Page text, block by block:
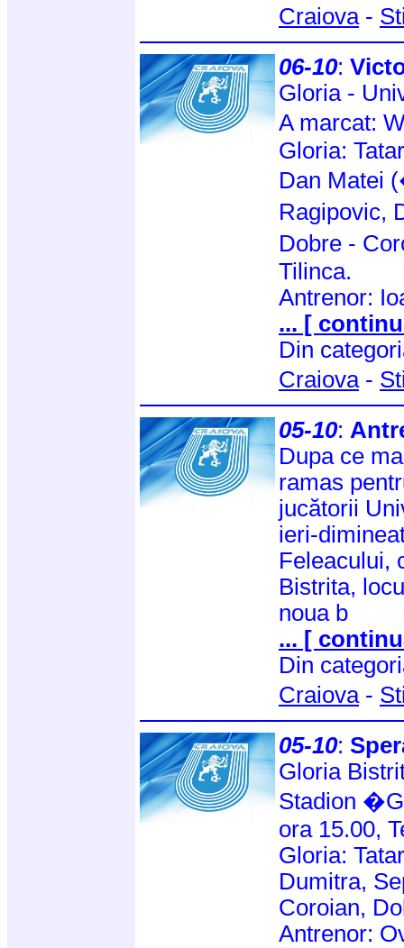
Craiova-
06-10:
Gloria -
A marcat:
Gloria:
Dan Matei
Ragipovic,
Dobre -
Tilinca.
Antrenor:
... [
Din
Craiova-
05-10:
Dupa ce
ramas
jucătorii
ieri-
Feleacului,
Bistrita,
noua b
... [
Din
Craiova-
05-10:
Gloria
Stadion
ora 15.00,
Gloria:
Dumitra,
Coroian,
Antrenor: